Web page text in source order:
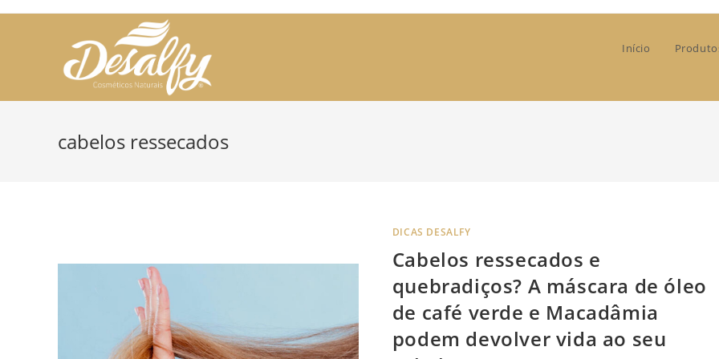
Início
cabelos ressecados
DICAS DESALFY
Cabelos ressecados e
quebradiços? A máscara de óleo
de café verde e Macadâmia
podem devolver vida ao seu